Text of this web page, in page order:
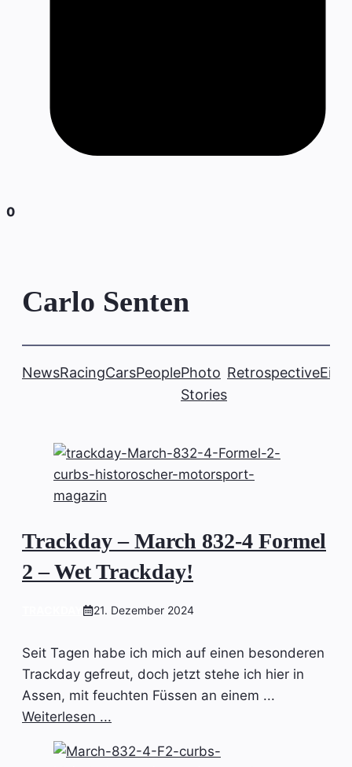
0
Carlo Senten
NewsRacingCarsPeoplePhoto
Stories
Retrospective
Trackday – March 832-4 Formel
2 – Wet Trackday!
21. Dezember 2024
Seit Tagen habe ich mich auf einen besonderen
Trackday gefreut, doch jetzt stehe ich hier in
Assen, mit feuchten Füssen an einem ...
Weiterlesen ...